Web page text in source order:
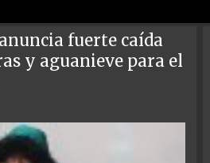
fuerte caída
y aguanieve para el